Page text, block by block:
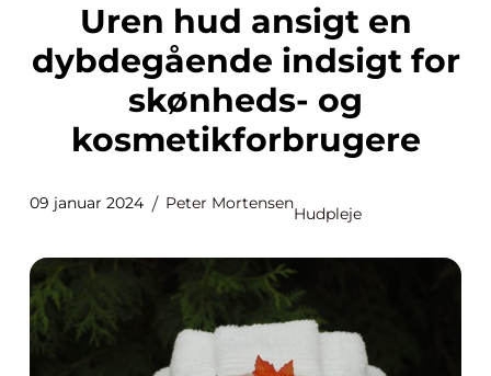
Uren hud ansigt en
dybdegående indsigt for
skønheds- og
kosmetikforbrugere
09 januar 2024 Peter Mortensen
Hudpleje